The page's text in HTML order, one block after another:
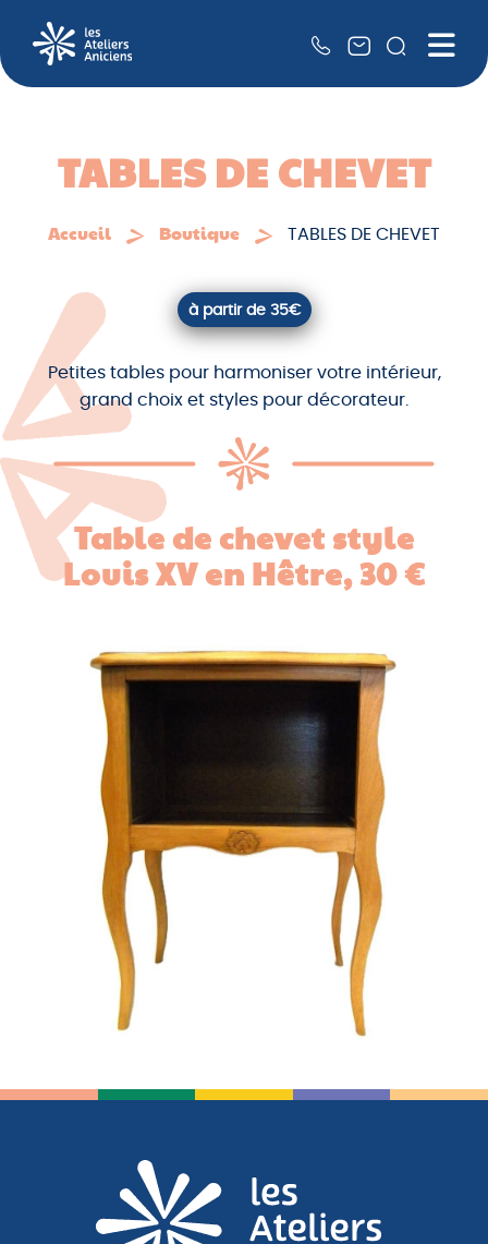
QUI SOMMES-NOUS ?
NOS PARTENAIRES
LA BOUTIQUE
TABLES DE CHEVET
Accueil Boutique TABLES DE CHEVET
à partir de 35€
Petites tables pour harmoniser votre intérieur,
grand choix et styles pour décorateur.
Table de chevet style
Louis XV en Hêtre, 30 €